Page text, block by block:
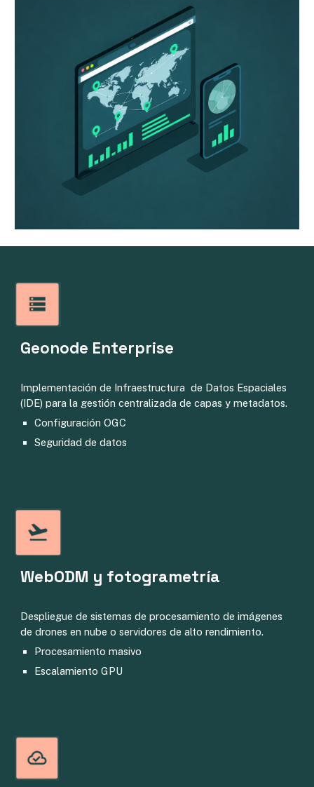
Geonode Enterprise
Implementación de Infraestructura de Datos Espaciales
(IDE) para la gestión centralizada de capas y metadatos.
Configuración OGC
Seguridad de datos
WebODM y fotogrametría
Despliegue de sistemas de procesamiento de imágenes
de drones en nube o servidores de alto rendimiento.
Procesamiento masivo
Escalamiento GPU